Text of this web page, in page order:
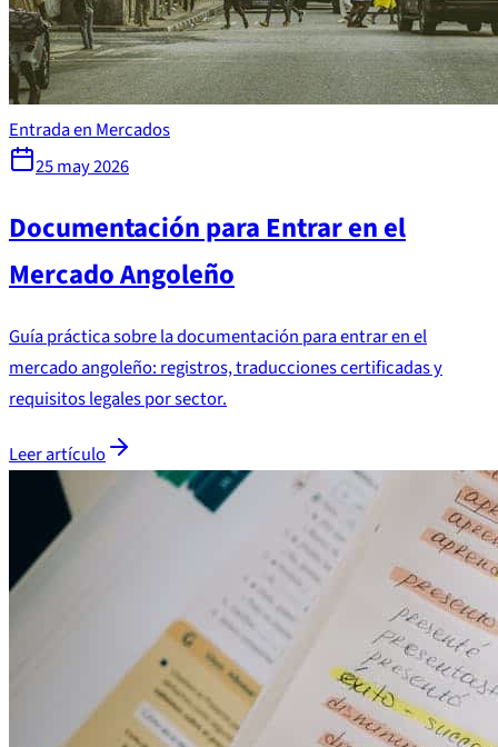
Entrada en Mercados
25 may 2026
Documentación para Entrar en el
Mercado Angoleño
Guía práctica sobre la documentación para entrar en el
mercado angoleño: registros, traducciones certificadas y
requisitos legales por sector.
Leer artículo